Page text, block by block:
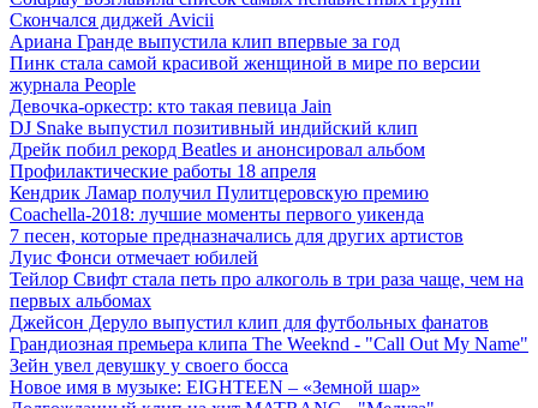
Скончался диджей Avicii
Ариана Гранде выпустила клип впервые за год
Пинк стала самой красивой женщиной в мире по версии
журнала People
Девочка-оркестр: кто такая певица Jain
DJ Snake выпустил позитивный индийский клип
Дрейк побил рекорд Beatles и анонсировал альбом
Профилактические работы 18 апреля
Кендрик Ламар получил Пулитцеровскую премию
Coachella-2018: лучшие моменты первого уикенда
7 песен, которые предназначались для других артистов
Луис Фонси отмечает юбилей
Тейлор Свифт стала петь про алкоголь в три раза чаще, чем на
первых альбомах
Джейсон Деруло выпустил клип для футбольных фанатов
Грандиозная премьера клипа The Weeknd - "Call Out My Name"
Зейн увел девушку у своего босса
Новое имя в музыке: EIGHTEEN – «Земной шар»